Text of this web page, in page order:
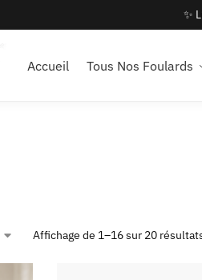
✨
Accueil Tous Nos Foulards
Affichage de 1–16 sur 20